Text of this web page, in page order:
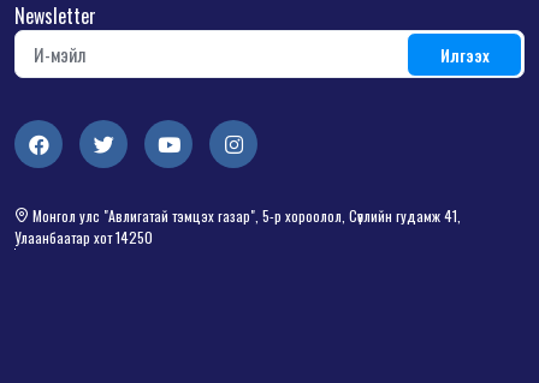
Newsletter
Монгол улс "Авлигатай тэмцэх газар", 5-р хороолол, Сөүлийн гудамж 41,
Улаанбаатар хот 14250